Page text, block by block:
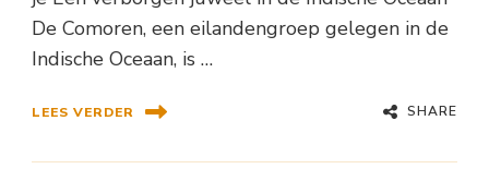
De Comoren, een eilandengroep gelegen in de
Indische Oceaan, is …
LEES VERDER SHARE